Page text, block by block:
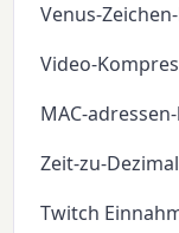
Venus-
Video-
MAC-
Zeit-zu-
Twitch